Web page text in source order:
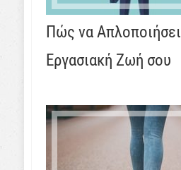
Πώς να
Εργασιακή Ζωή σου